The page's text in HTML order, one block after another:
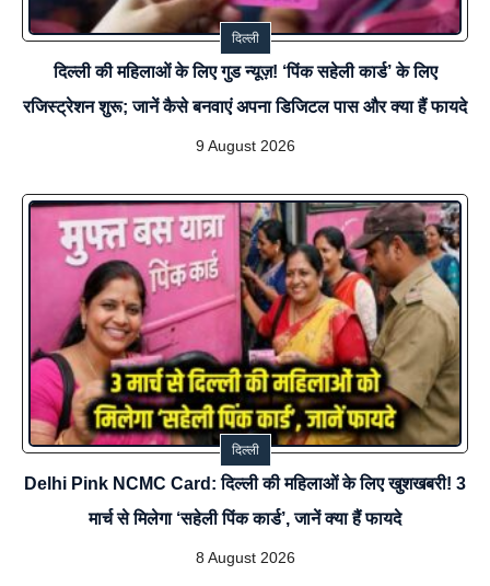
दिल्ली
दिल्ली की महिलाओं के लिए गुड न्यूज़! ‘पिंक सहेली कार्ड’ के लिए
रजिस्ट्रेशन शुरू; जानें कैसे बनवाएं अपना डिजिटल पास और क्या हैं फायदे
9 August 2026
दिल्ली
Delhi Pink NCMC Card: दिल्ली की महिलाओं के लिए खुशखबरी! 3
मार्च से मिलेगा ‘सहेली पिंक कार्ड’, जानें क्या हैं फायदे
8 August 2026